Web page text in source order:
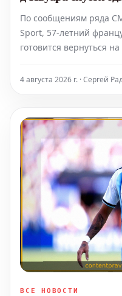
победы на КАН
По сообщениям ряда
Sport, 57-летний
готовится вернуться
смог добиться
4 августа 2026 г. · Сергей
ВСЕ НОВОСТИ